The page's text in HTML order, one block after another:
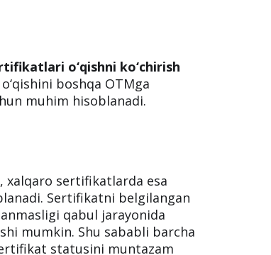
o‘qishni ko‘chirish
boshqa OTMga
muhim hisoblanadi.
xalqaro sertifikatlarda esa
Sertifikatni belgilangan
qabul jarayonida
mumkin. Shu sababli barcha
statusini muntazam